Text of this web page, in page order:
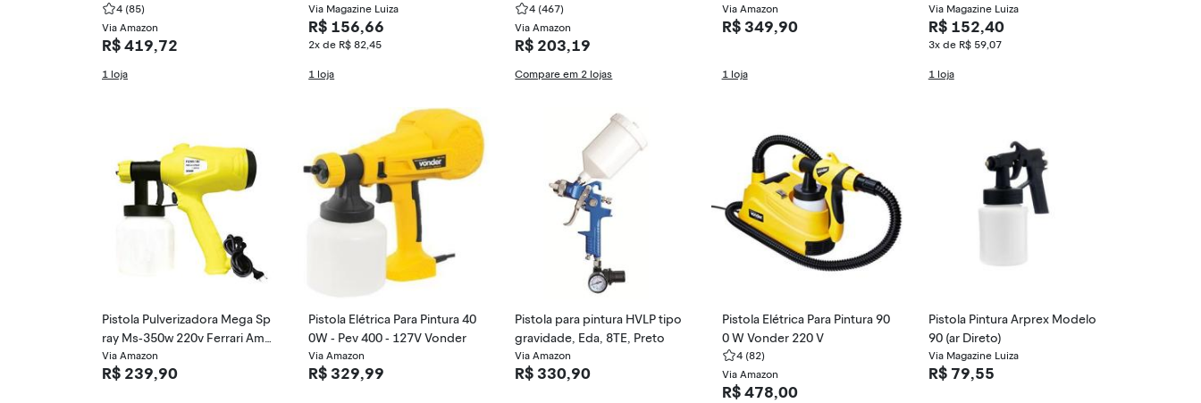
VDO3009
4 (85)
Via Amazon
R$ 419,72
1 loja
Via Magazine Luiza
R$ 156,66
2x de R$ 82,45
1 loja
4 (467)
Via Amazon
R$ 203,19
Compare em 2 lojas
sv 100 Vonder
Via Amazon
R$ 349,90
1 loja
atorio 800ml voltagem 110v
Via Magazine Luiza
R$ 152,40
3x de R$ 59,07
1 loja
Pistola Pulverizadora Mega Sp
ray Ms-350w 220v Ferrari Ama
relo
Via Amazon
R$ 239,90
Pistola Elétrica Para Pintura 40
0W - Pev 400 - 127V Vonder
Via Amazon
R$ 329,99
Pistola para pintura HVLP tipo
gravidade, Eda, 8TE, Preto
Via Amazon
R$ 330,90
Pistola Elétrica Para Pintura 90
0 W Vonder 220 V
4 (82)
Via Amazon
R$ 478,00
Pistola Pintura Arprex Modelo
90 (ar Direto)
Via Magazine Luiza
R$ 79,55